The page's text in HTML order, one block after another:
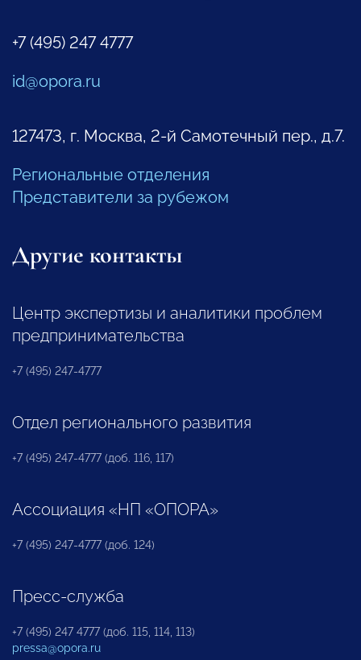
+7 (495) 247 4777
id@opora.ru
127473, г. Москва, 2-й Самотечный пер., д.7.
Региональные отделения
Представители за рубежом
Другие контакты
Центр экспертизы и аналитики проблем
предпринимательства
+7 (495) 247-4777
Отдел регионального развития
+7 (495) 247-4777 (доб. 116, 117)
Ассоциация «НП «ОПОРА»
+7 (495) 247-4777 (доб. 124)
Пресс-служба
+7 (495) 247 4777 (доб. 115, 114, 113)
pressa@opora.ru